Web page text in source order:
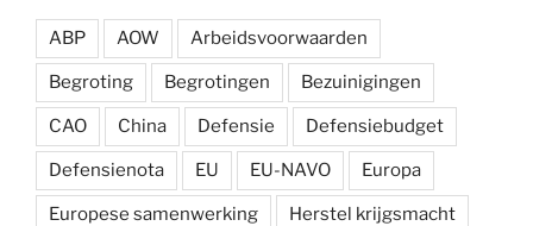
ABP AOW Arbeidsvoorwaarden
Begroting Begrotingen Bezuinigingen
CAO China Defensie Defensiebudget
Defensienota EU EU-NAVO Europa
Europese samenwerking Herstel krijgsmacht